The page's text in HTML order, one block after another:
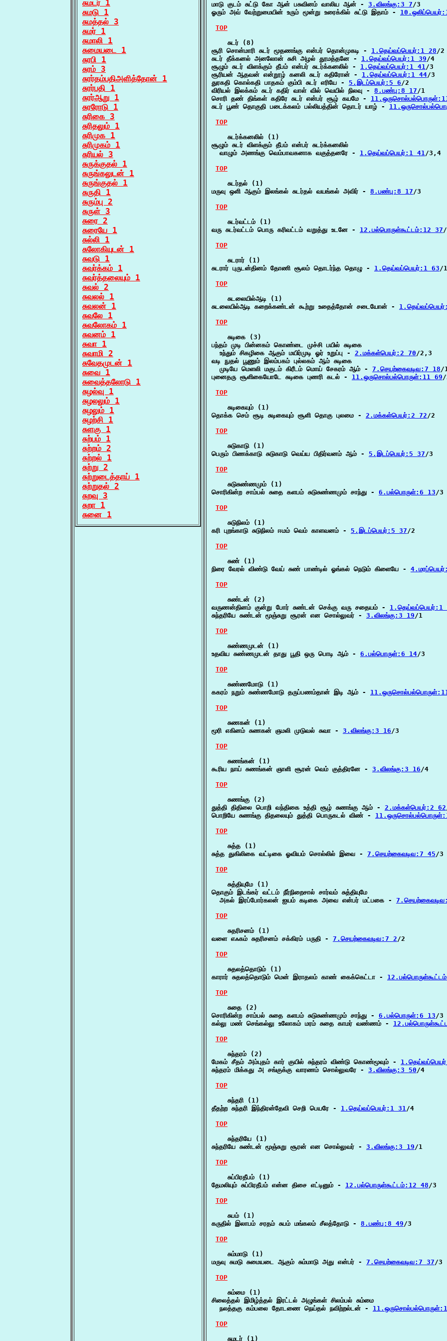
சுமடர் 1
சுமடு 1
சுமத்தல் 3
சுமர் 1
சுமாலி 1
சுமையடை 1
சுரபி 1
சுரம் 3
சுரர்தம்பதிஅளித்தோன் 1
சுரர்பதி 1
சுரர்ஆறு 1
சுரரோடு 1
சுரிகை 3
சுரிதலும் 1
சுரிமுக 1
சுரிமுகம் 1
சுரியல் 3
சுருக்குதல் 1
சுருங்கலுடன் 1
சுருங்குதல் 1
சுருதி 1
சுரும்பு 2
சுருள் 3
சுரை 2
சுரையே 1
சுல்லி 1
சுலோகியுடன் 1
சுவடு 1
சுவர்க்கம் 1
சுவர்த்தலையும் 1
சுவல் 2
சுவலல் 1
சுவலன் 1
சுவலே 1
சுவலோகம் 1
சுவனம் 1
சுவா 1
சுவாமி 2
சுவேதமுடன் 1
சுவை 1
சுவைத்தலோடு 1
சுழல்வு 1
சுழலலும் 1
சுழலும் 1
சுழற்சி 1
சுளகு 1
சுற்பம் 1
சுற்றம் 2
சுற்றல் 1
சுற்று 2
சுற்றுடைத்தாய் 1
சுற்றுதல் 2
சுறவு 3
சுறா 1
சுனை 1
மாடு குடம் சுட்டு கோ ஆன் பசுவினம் வாலிய ஆன் - 3.விலங்கு:3 7/3
ஓரும் அவ் வேற்றுமையின் உரும் மூன்று உரைக்கில் சுட்டு இதாம் -
TOP
    சுடர் (8)
சூரி சொன்மாரி சுடர் மூதணங்கு என்பர் தொன்முகடி - 1.தெய்வப்பெயர்:1 28/2
சுடர் தீக்கனல் அனலோன் சுசி அழல் தூமத்தனே - 1.தெய்வப்பெயர்:1 39/4
சூழும் சுடர் விளக்கும் தீபம் என்பர் சுடர்க்கனலில் - 1.தெய்வப்பெயர்:1 41/3
சூரியன் ஆதவன் என்றூழ் கனலி சுடர் கதிரோன் - 1.தெய்வப்பெயர்:1 44/3
துரகதி கொல்கதி பாதகம் கும்பி சுடர் எரியே - 5.இடப்பெயர்:5 6/2
விரியல் இலக்கம் சுடர் கதிர் வாள் வில் வெயில் நிலவு - 8.பண்பு:8 17/1
சொரி தண் திங்கள் கதிரே சுடர் என்பர் சூழ் கயமே -
சுடர் பூண் தொகுதி படைக்கலம் பல்லியத்தின் தொடர் யாழ் -
TOP
    சுடர்க்கனலில் (1)
சூழும் சுடர் விளக்கும் தீபம் என்பர் சுடர்க்கனலில்
  வாழும் அணங்கு வெம்பாவகனாக வகுத்தனரே -
1.தெய்வப்பெயர்:1 41/3,4
TOP
    சுடர்தல் (1)
மருவு ஒளி ஆகும் இலங்கல் சுடர்தல் வயங்கல் அவிர் - 8.பண்பு:8 17/3
TOP
    சுடர்வட்டம் (1)
வரு சுடர்வட்டம் பொரு கரிவட்டம் வறுத்து உடனே - 12.பல்பொருள்கூட்டம்:12 37/
TOP
    சுடரார் (1)
சுடரார் புருடன்தினம் தோணி சூலம் தொடர்ந்த தொழு - 1.தெய்வப்பெயர்:1 63/1
TOP
    சுடலையில்ஆடி (1)
சுடலையில்ஆடி கறைக்கண்டன் கூற்று உதைத்தோன் சடையோன் -
TOP
    சுடிகை (3)
பந்தம் முடி பின்னகம் கொண்டை முச்சி பயில் சுடிகை
  உந்தும் சிகழிகை ஆகும் மயிர்முடி ஓர் உறுப்பு -
2.மக்கள்பெயர்:2 70/2,3
வடி நுதல் பூணும் இலம்பகம் புல்லகம் ஆம் சுடிகை
  முடியே மெளலி மகுடம் கிரீடம் மொய் சேகரம் ஆம் -
7.செயற்கைவடிவ:7 18/
புனைதரு சூளிகையோடே சுடிகை புணரி கடல் - 11.ஒருசொல்பல்பொருள்:11 69/
TOP
    சுடிகையும் (1)
தொக்க செம் சூடி சுடிகையும் சூளி தொகு புலமை - 2.மக்கள்பெயர்:2 72/2
TOP
    சுடுகாடு (1)
பெரும் பிணக்காடு சுடுகாடு வெய்ய பிதிர்வனம் ஆம் - 5.இடப்பெயர்:5 37/3
TOP
    சுடுசுண்ணமும் (1)
சொரிகின்ற சாம்பல் சுதை களபம் சுடுசுண்ணமும் சாந்து - 6.பல்பொருள்:6 13/3
TOP
    சுடுநிலம் (1)
கரி புறங்காடு சுடுநிலம் ஈமம் வெம் காளவனம் - 5.இடப்பெயர்:5 37/2
TOP
    சுண் (1)
நிரை வேரல் விண்டு வேய் சுண் பாண்டில் ஓங்கல் நெடும் கிளையே -
TOP
    சுண்டன் (2)
வருணன்தினம் குன்று போர் சுண்டன் செக்கு வரு சதையம் - 1.தெய்வப்பெயர்:1
சுந்தரியே சுண்டன் மூஞ்சுறு சூரன் என சொல்லுவர் - 3.விலங்கு:3 19/1
TOP
    சுண்ணமுடன் (1)
உதவிய சுண்ணமுடன் தாது பூதி ஒரு பொடி ஆம் - 6.பல்பொருள்:6 14/3
TOP
    சுண்ணமோடு (1)
ககரம் நறும் சுண்ணமோடு தருப்பணம்தான் இடி ஆம் -
TOP
    சுணகன் (1)
மூரி எகினம் சுணகன் ஞமலி முடுவல் சுவா - 3.விலங்கு:3 16/3
TOP
    சுணங்கன் (1)
கூரிய நாய் சுணங்கன் ஞாளி சூரன் வெம் குத்திரனே - 3.விலங்கு:3 16/4
TOP
    சுணங்கு (2)
துத்தி திதிலை பொறி வந்திகை உத்தி சூழ் சுணங்கு ஆம் - 2.மக்கள்பெயர்:2 62
பொறியே சுணங்கு திதலையும் துத்தி பொருகடல் விண் -
TOP
    சுத்த (1)
சுத்த துகிலிகை வட்டிகை ஓவியம் சொல்லில் இவை - 7.செயற்கைவடிவ:7 45/3
TOP
    சுத்தியுமே (1)
தொகும் இடங்கர் வட்டம் நீர்நிறைசால் சார்வம் சுத்தியுமே
  அகல் இரப்போர்கலன் ஐயம் கடிகை அவை என்பர் மட்பகை -
TOP
    சுதரிசனம் (1)
வளை எஃகம் சுதரிசனம் சக்கிரம் பருதி - 7.செயற்கைவடிவ:7 2/2
TOP
    சுதலத்தொடும் (1)
காரார் சுதலத்தொடும் மென் இராதலம் காண் கைக்கெட்டா -
TOP
    சுதை (2)
சொரிகின்ற சாம்பல் சுதை களபம் சுடுசுண்ணமும் சாந்து - 6.பல்பொருள்:6 13/3
கல்லு மண் செங்கல்லு உலோகம் மரம் சுதை காமர் வண்ணம் -
TOP
    சுந்தரம் (2)
மேகம் சீதம் அம்புதம் கார் குயில் சுந்தரம் விண்டு கொண்மூவும் -
சுந்தரம் மிக்கது அ சங்குக்கு வாரணம் சொல்லுவரே - 3.விலங்கு:3 50/4
TOP
    சுந்தரி (1)
தீதற்ற சுந்தரி இந்திரன்தேவி செறி பெயரே - 1.தெய்வப்பெயர்:1 31/4
TOP
    சுந்தரியே (1)
சுந்தரியே சுண்டன் மூஞ்சுறு சூரன் என சொல்லுவர் - 3.விலங்கு:3 19/1
TOP
    சுப்பிரதீபம் (1)
தேமலியும் சுப்பிரதீபம் என்ன திசை எட்டினும் - 12.பல்பொருள்கூட்டம்:12 48/3
TOP
    சுபம் (1)
கருதில் இலாபம் சரதம் சுபம் மங்கலம் சீலத்தோடு - 8.பண்பு:8 49/3
TOP
    சும்மாடு (1)
மருவு சுமடு சுமையடை ஆகும் சும்மாடு அது என்பர் - 7.செயற்கைவடிவ:7 37/3
TOP
    சும்மை (1)
சிலைத்தல் இமிழ்த்தல் இரட்டல் அழுங்கள் சிலம்பல் சும்மை
  நலத்தகு கம்பலை தோடணை நெய்தல் நவிற்றல்டன் -
TOP
    சுமடர் (1)